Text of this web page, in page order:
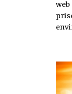
web